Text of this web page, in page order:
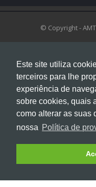
Este site utiliza
terceiros para lhe
experiência de
sobre cookies, quais
como alterar as suas
nossa Política de
© Copyright -